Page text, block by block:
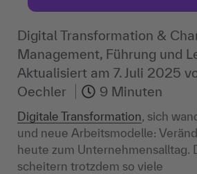
Digital Transformation &
Management, Führung und
Aktualisiert am 7. Juli 2025
Oechler
9 Minuten
Digitale Transformation, sich
und neue Arbeitsmodelle:
heute zum Unternehmensalltag.
scheitern trotzdem so viele